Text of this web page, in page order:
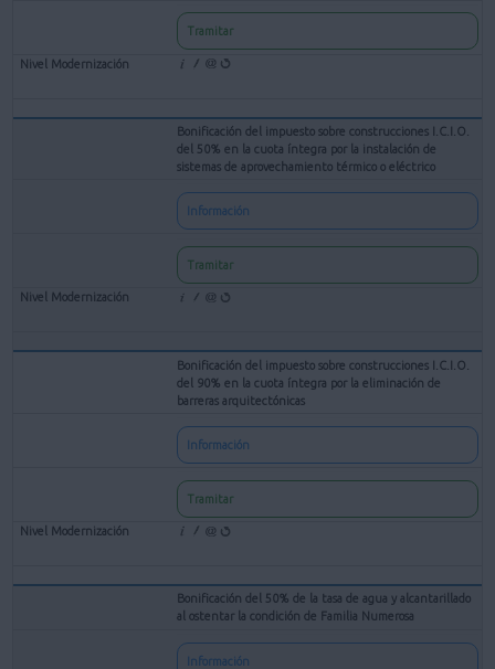
Tramitar
Bonificación del impuesto sobre construcciones I.C.I.O.
del 50% en la cuota íntegra por la instalación de
sistemas de aprovechamiento térmico o eléctrico
Información
Tramitar
Bonificación del impuesto sobre construcciones I.C.I.O.
del 90% en la cuota íntegra por la eliminación de
barreras arquitectónicas
Información
Tramitar
Bonificación del 50% de la tasa de agua y alcantarillado
al ostentar la condición de Familia Numerosa
Información